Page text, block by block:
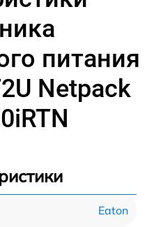
питания
Netpack
Eaton